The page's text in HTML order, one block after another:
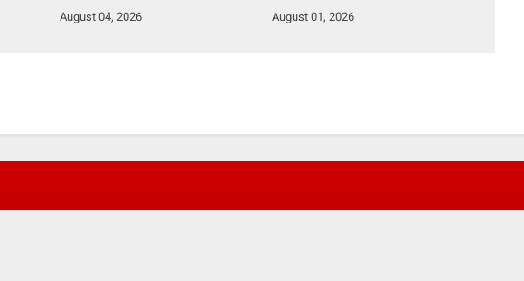
Ikuti Sosialisasi Pedoman
August 04, 2026
Kegiatan dalam Coffee
August 01, 2026